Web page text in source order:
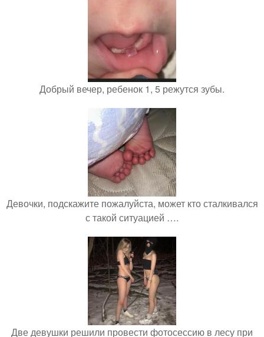
Добрый вечер, ребенок 1, 5 режутся зубы.
Девочки, подскажите пожалуйста, может кто сталкивался
с такой ситуацией ….
Две девушки решили провести фотосессию в лесу при